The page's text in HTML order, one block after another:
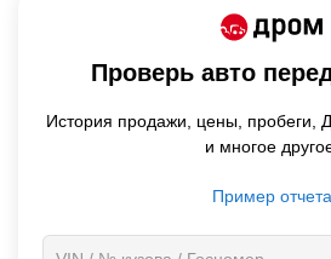
Проверь авто
История продажи, цены, пробеги,
и многое
Пример отчета